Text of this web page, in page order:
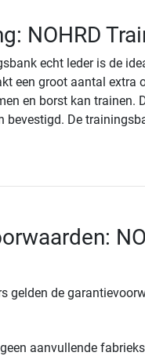
NOHRD
echt leder is de
een groot aantal extra
en borst kan trainen.
bevestigd. De
gelden de
aanvullende